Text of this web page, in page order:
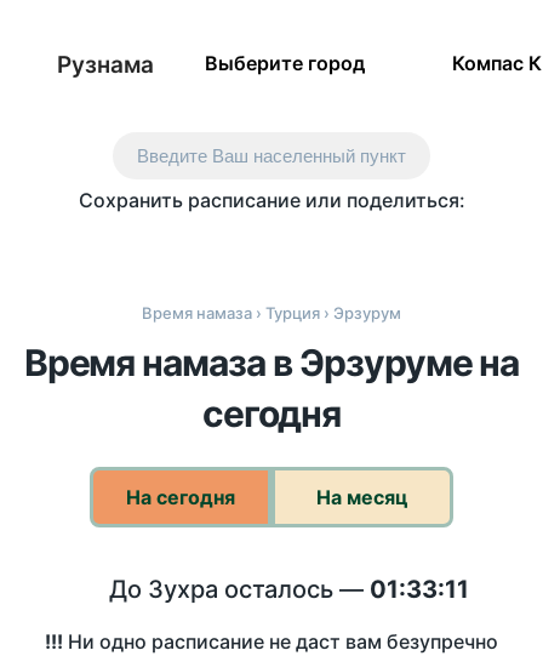
Рузнама Выберите город Компас
Введите Ваш населенный пункт
Сохранить расписание или поделиться:
Время намаза › Турция › Эрзурум
Время намаза в Эрзуруме на
сегодня
На сегодня На месяц
До Зухра осталось — 01:33:11
!!! Ни одно расписание не даст вам безупречно